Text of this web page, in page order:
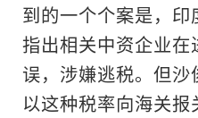
到的一个个案是，印
指出相关中资企业
误，涉嫌逃税。但
以这种税率向海关